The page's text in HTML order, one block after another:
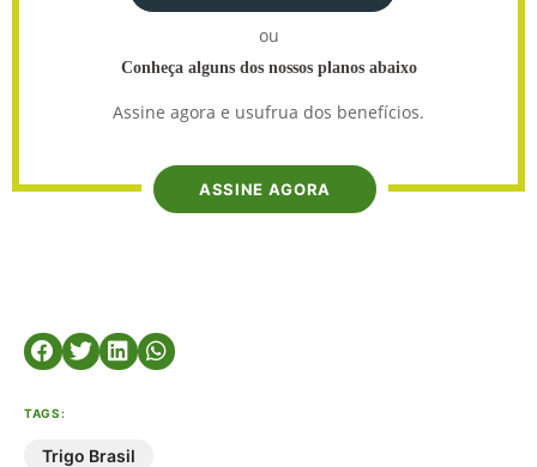
ou
Conheça alguns dos nossos planos abaixo
Assine agora e usufrua dos benefícios.
ASSINE AGORA
TAGS:
Trigo Brasil